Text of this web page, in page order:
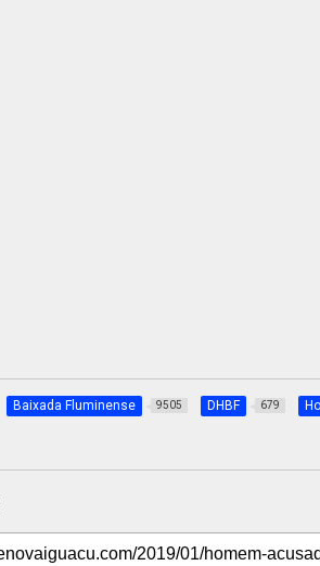
Baixada Fluminense 9505 DHBF 679